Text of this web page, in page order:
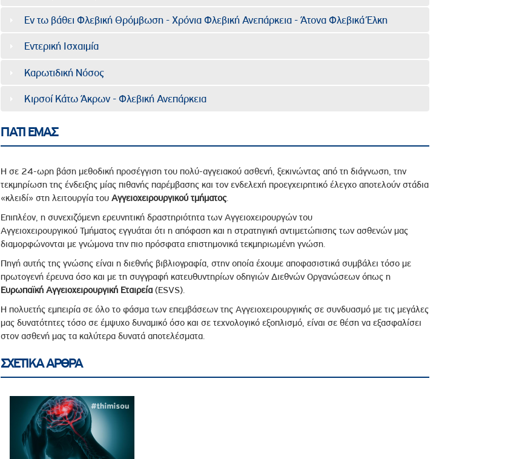
Εν τω βάθει Φλεβική Θρόμβωση - Χρόνια Φλεβική Ανεπάρκεια - Άτονα Φλεβικά Έλκη
Εντερική Ισχαιμία
Καρωτιδική Νόσος
Κιρσοί Κάτω Άκρων - Φλεβική Ανεπάρκεια
ΓΙΑΤΙ ΕΜΑΣ
Η σε 24-ωρη βάση μεθοδική προσέγγιση του πολύ-αγγειακού ασθενή, ξεκινώντας από τη διάγνωση, την
τεκμηρίωση της ένδειξης μίας πιθανής παρέμβασης και τον ενδελεχή προεγχειρητικό έλεγχο αποτελούν στάδια
«κλειδί» στη λειτουργία του Αγγειοχειρουργικού τμήματος.
Επιπλέον, η συνεχιζόμενη ερευνητική δραστηριότητα των Αγγειοχειρουργών του
Αγγειοχειρουργικού Τμήματος εγγυάται ότι η απόφαση και η στρατηγική αντιμετώπισης των ασθενών μας
διαμορφώνονται με γνώμονα την πιο πρόσφατα επιστημονικά τεκμηριωμένη γνώση.
Πηγή αυτής της γνώσης είναι η διεθνής βιβλιογραφία, στην οποία έχουμε αποφασιστικά συμβάλει τόσο με
πρωτογενή έρευνα όσο και με τη συγγραφή κατευθυντηρίων οδηγιών Διεθνών Οργανώσεων όπως η
Ευρωπαϊκή Αγγειοχειρουργική Εταιρεία(ESVS).
Η πολυετής εμπειρία σε όλο το φάσμα των επεμβάσεων της Αγγειοχειρουργικής σε συνδυασμό με τις μεγάλες
μας δυνατότητες τόσο σε έμψυχο δυναμικό όσο και σε τεχνολογικό εξοπλισμό, είναι σε θέση να εξασφαλίσει
στον ασθενή μας τα καλύτερα δυνατά αποτελέσματα.
ΣΧΕΤΙΚΑ ΑΡΘΡΑ